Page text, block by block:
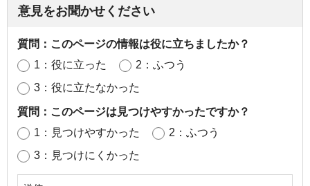
意見をお聞かせください
質問：このページの情報は役に立ちましたか？
1：役に立った
2：ふつう
3：役に立たなかった
質問：このページは見つけやすかったですか？
1：見つけやすかった
2：ふつう
3：見つけにくかった